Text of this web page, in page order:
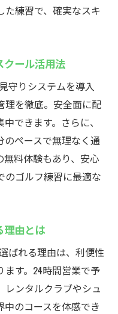
習できる理由
ュリティも万全
ドアゴルフスクー
場の選び方
ルフの新常識
で無料体験を活用
ドアゴルフスクー
で気軽に体験スタ
も楽しめる練習場
ルフスクール利用
た練習で、確実なスキ
クール活用法
守りシステムを導入
理を徹底。安全面に配
できます。さらに、
のペースで無理なく通
無料体験もあり、安心
のゴルフ練習に最適な
理由とは
ばれる理由は、利便性
ます。24時間営業で予
レンタルクラブやシュ
のコースを体感でき